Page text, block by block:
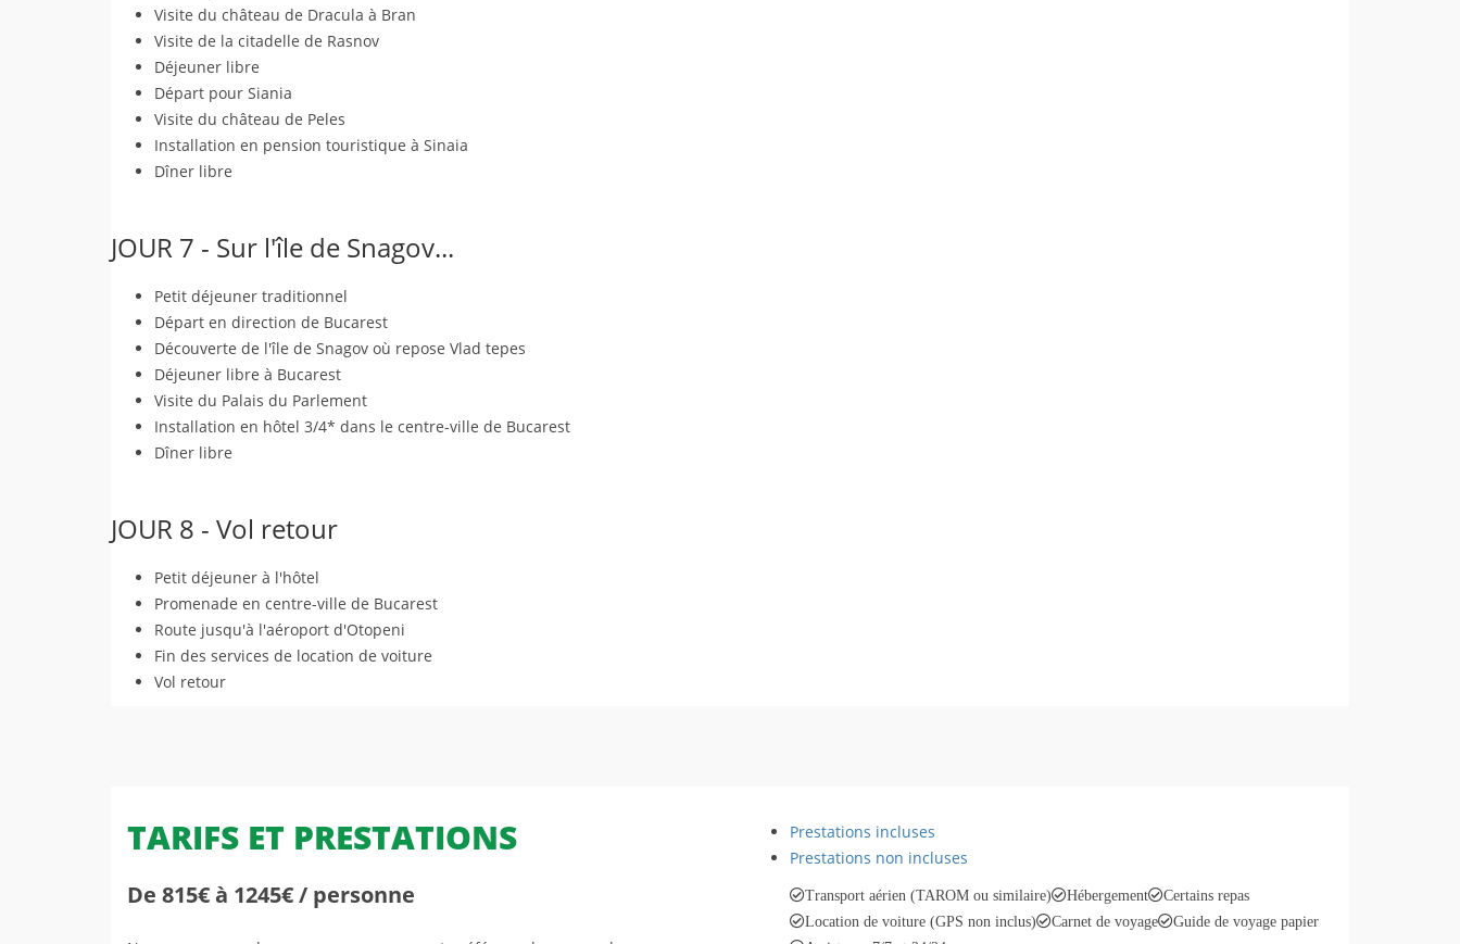
Visite du château de Dracula à Bran
Visite de la citadelle de Rasnov
Déjeuner libre
Départ pour Siania
Visite du château de Peles
Installation en pension touristique à Sinaia
Dîner libre
JOUR 7 - Sur l'île de Snagov...
Petit déjeuner traditionnel
Départ en direction de Bucarest
Découverte de l'île de Snagov où repose Vlad tepes
Déjeuner libre à Bucarest
Visite du Palais du Parlement
Installation en hôtel 3/4* dans le centre-ville de Bucarest
Dîner libre
JOUR 8 - Vol retour
Petit déjeuner à l'hôtel
Promenade en centre-ville de Bucarest
Route jusqu'à l'aéroport d'Otopeni
Fin des services de location de voiture
Vol retour
TARIFS ET PRESTATIONS
De 815€ à 1245€ / personne
Prestations incluses
Prestations non incluses
Transport aérien (TAROM ou similaire) Hébergement
Certains repas
Location de voiture (GPS non inclus)
Carnet de voyage
Guide de voyage papier